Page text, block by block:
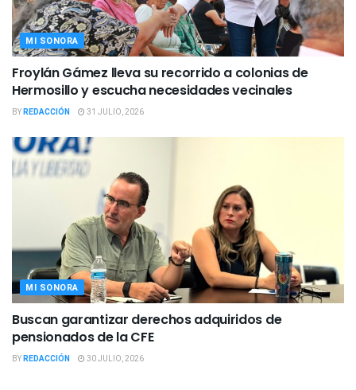
MI SONORA
Froylán Gámez lleva su recorrido a colonias de
Hermosillo y escucha necesidades vecinales
BYREDACCIÓN 31 JULIO, 2026
MI SONORA
Buscan garantizar derechos adquiridos de
pensionados de la CFE
BYREDACCIÓN 30 JULIO, 2026